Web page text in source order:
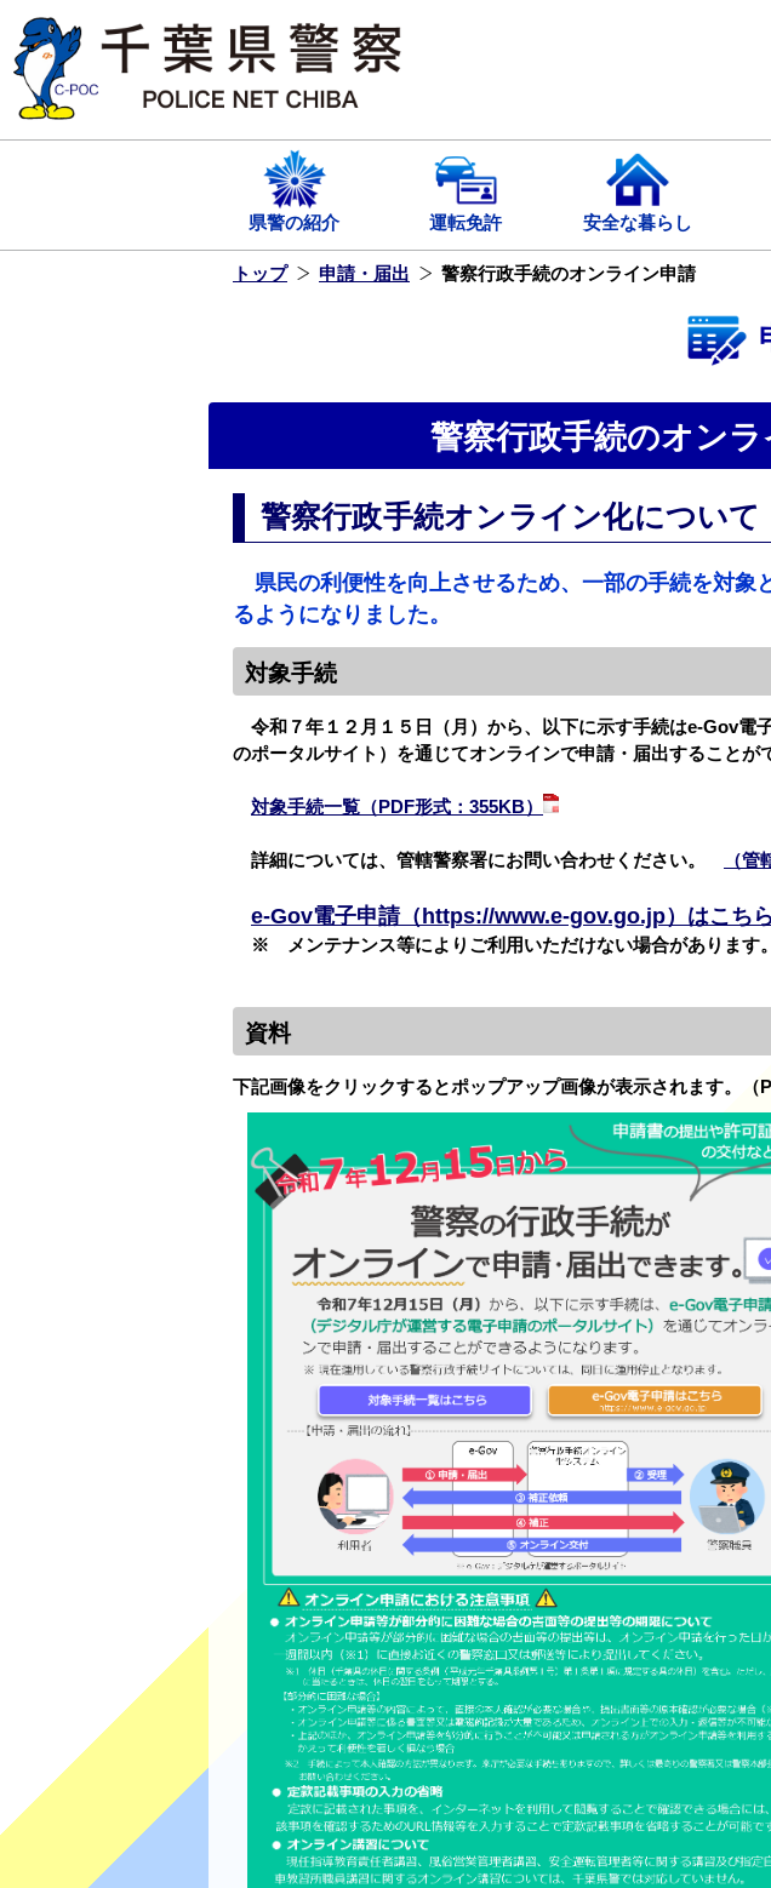
ス
キ
ま
県警の紹介 運転免許 安全な暮らし
トップ 申請・届出 警察行政手続のオンライン申請
警察行政手続のオン
警察行政手続オンライン化について
県民の利便性を向上させるため、一部の手続を対象
るようになりました。
対象手続
令和７年１２月１５日（月）から、以下に示す手続はe-Gov電
のポータルサイト）を通じてオンラインで申請・届出することが
対象手続一覧（PDF形式：355KB）
詳細については、管轄警察署にお問い合わせください。 （管
e-Gov電子申請（https://www.e-gov.go.jp）はこちら
※ メンテナンス等によりご利用いただけない場合があります。
資料
下記画像をクリックするとポップアップ画像が表示されます。（